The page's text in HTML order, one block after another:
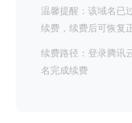
温馨提醒：该域名已
续费，续费后可恢复
续费路径：登录腾讯
名完成续费